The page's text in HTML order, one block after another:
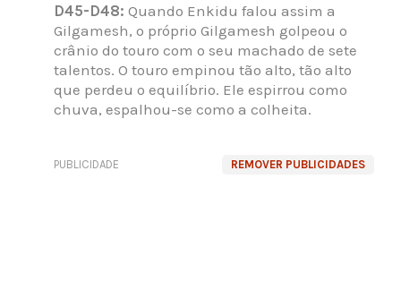
D45-D48: Quando Enkidu falou assim a
Gilgamesh, o próprio Gilgamesh golpeou o
crânio do touro com o seu machado de sete
talentos. O touro empinou tão alto, tão alto
que perdeu o equilíbrio. Ele espirrou como
chuva, espalhou-se como a colheita.
REMOVER PUBLICIDADES
PUBLICIDADE